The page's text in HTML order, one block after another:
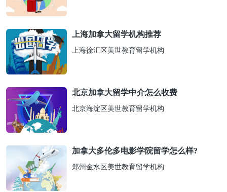
上海加拿大留学机构推荐
上海徐汇区美世教育留学机构
北京加拿大留学中介怎么收费
北京海淀区美世教育留学机构
加拿大多伦多电影学院留学怎么样?
郑州金水区美世教育留学机构